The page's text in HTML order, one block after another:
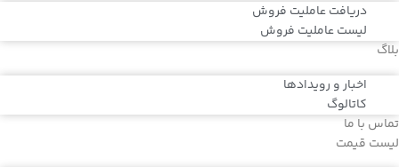
دریافت عاملیت فروش
لیست عاملیت فروش
بلاگ
اخبار و رویدادها
کاتالوگ
تماس با ما
لیست قیمت